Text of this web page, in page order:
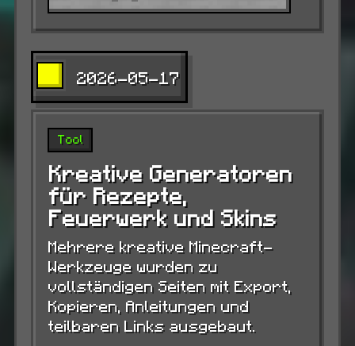
2026-05-17
Tool
Kreative Generatoren
für Rezepte,
Feuerwerk und Skins
Mehrere kreative Minecraft-
Werkzeuge wurden zu
vollständigen Seiten mit Export,
Kopieren, Anleitungen und
teilbaren Links ausgebaut.